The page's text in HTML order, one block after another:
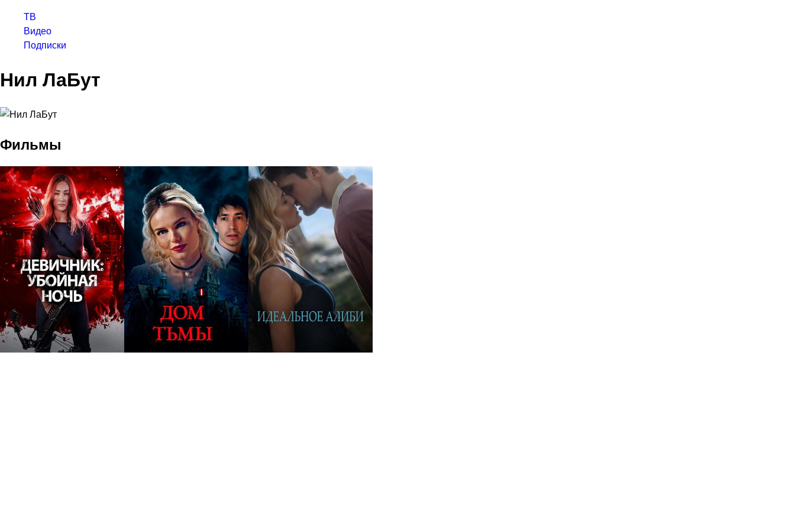
ТВ
Видео
Подписки
Нил ЛаБут
Фильмы